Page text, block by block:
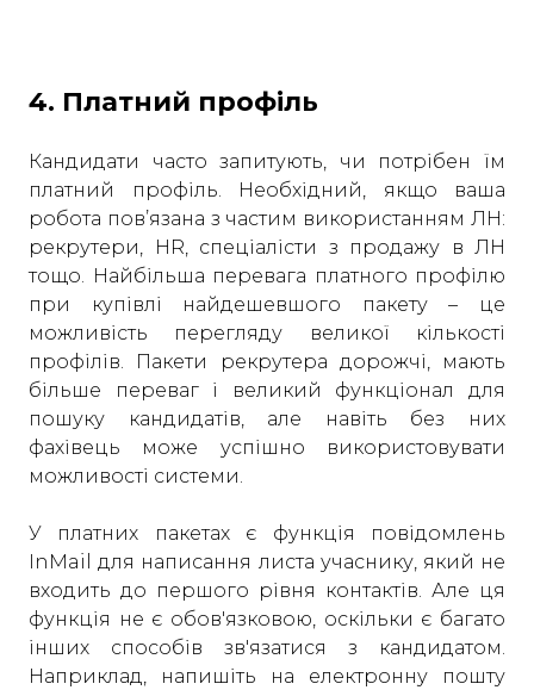
4. Платний профіль
Кандидати часто запитують, чи потрібен їм
платний профіль. Необхідний, якщо ваша
робота пов’язана з частим використанням ЛН:
рекрутери, HR, спеціалісти з продажу в ЛН
тощо. Найбільша перевага платного профілю
при купівлі найдешевшого пакету – це
можливість перегляду великої кількості
профілів. Пакети рекрутера дорожчі, мають
більше переваг і великий функціонал для
пошуку кандидатів, але навіть без них
фахівець може успішно використовувати
можливості системи.
У платних пакетах є функція повідомлень
InMail для написання листа учаснику, який не
входить до першого рівня контактів. Але ця
функція не є обов'язковою, оскільки є багато
інших способів зв'язатися з кандидатом.
Наприклад, напишіть на електронну пошту